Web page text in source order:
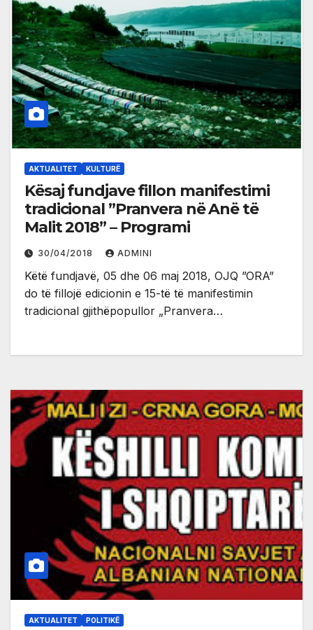
AKTUALITET KULTURË
Kësaj fundjave fillon manifestimi
tradicional ”Pranvera në Anë të
Malit 2018” – Programi
30/04/2018 ADMINI
Këtë fundjavë, 05 dhe 06 maj 2018, OJQ ”ORA”
do të fillojë edicionin e 15-të të manifestimin
tradicional gjithëpopullor „Pranvera…
AKTUALITET POLITIKË